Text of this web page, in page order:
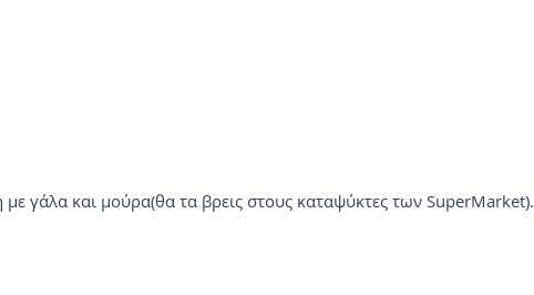
γάλα και μούρα(θα τα βρεις στους καταψύκτες των SuperMarket).